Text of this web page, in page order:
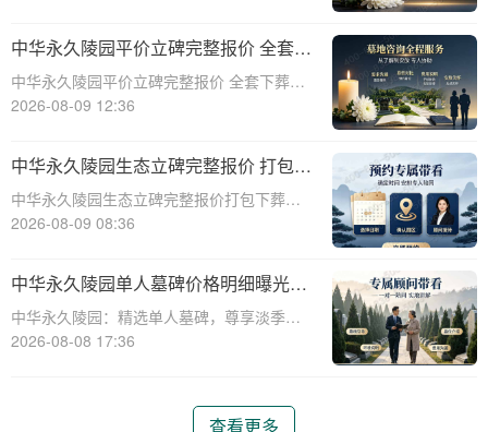
园，作为业界领先的陵园服务提供商，深知
每一座墓碑背后承载的深情与敬意。
中华永久陵园平价立碑完整报价 全套下
葬流程打包降价详解
中华永久陵园平价立碑完整报价 全套下葬流
程打包降价详解☎ 中华永久陵园电话:400-
生老病死。当我们的亲人离开这个世界，留
下的是无尽的思念和缅怀。而中华
2026-08-09 12:36
中华永久陵园生态立碑完整报价 打包下
葬服务同步享折扣详解
中华永久陵园生态立碑完整报价打包下葬服
务同步享折扣详解☎ 中华永久陵园电话:400-
之一，一直致力于为用户提供高品质的殡葬
服务。生态立碑作为一种新型的殡
2026-08-09 08:36
中华永久陵园单人墓碑价格明细曝光：
淡季下单立省数千，限时优惠深度解析
中华永久陵园：精选单人墓碑，尊享淡季限
时优惠☎ 中华永久陵园电话:400-838-5063
任。本文将全面解析中华永久陵园多款
2026-08-08 17:36
查看更多